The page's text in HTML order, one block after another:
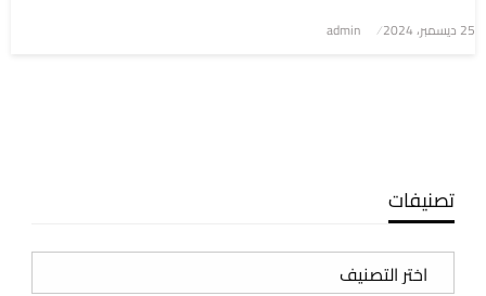
نُشر
25 ديسمبر، 2024 admin
تصنيفات
تصنيفات